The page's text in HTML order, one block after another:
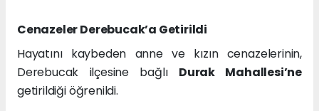
Cenazeler Derebucak’a Getirildi
Hayatını kaybeden anne ve kızın cenazelerinin,
Derebucak ilçesine bağlı Durak Mahallesi’ne
getirildiği öğrenildi.